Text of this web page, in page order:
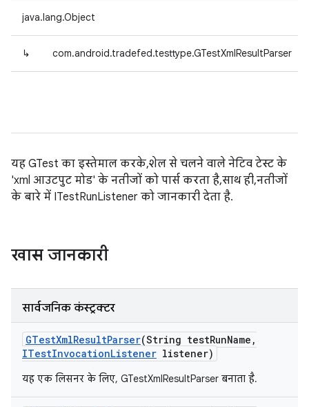
java.lang.Object
↳ com.android.tradefed.testtype.GTestXmlResultParser
यह GTest का इस्तेमाल करके, शेल से चलने वाले नेटिव टेस्ट के
'xml आउटपुट मोड' के नतीजों को पार्स करता है, साथ ही, नतीजों
के बारे में ITestRunListener को जानकारी देता है.
खास जानकारी
सार्वजनिक कंस्ट्रक्टर
GTestXmlResultParser(String testRunName ,
ITestInvocationListener listener)
यह एक लिसनर के लिए, GTestXmlResultParser बनाता है.